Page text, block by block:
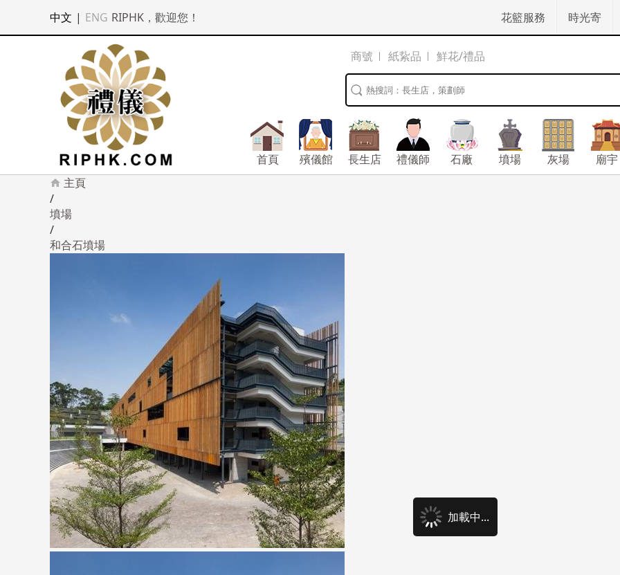
中文 | ENG RIPHK ，歡迎您！ 花籃服務 時光寄
商號 紙紥品 鮮花/禮品
首頁 殯儀館 長生店 禮儀師 石廠 墳場 灰場 廟宇
主頁
/
墳場
/
和合石墳場
加載中...